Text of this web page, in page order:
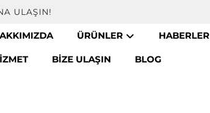
ULAŞIN!
ÜRÜNLER HABERLER
BIZE ULAŞIN BLOG